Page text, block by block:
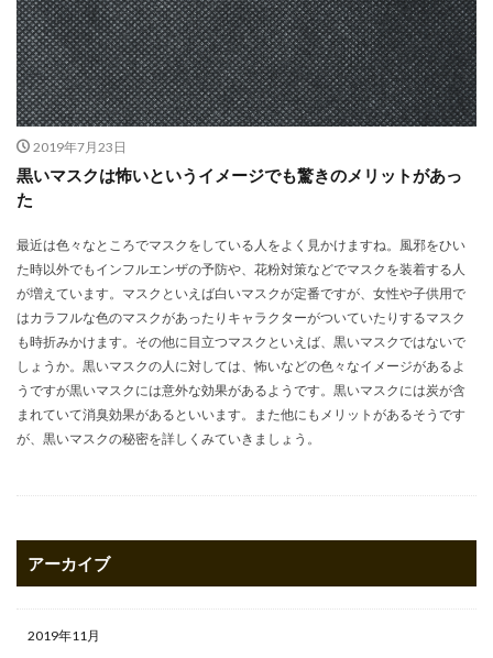
2019年7月23日
黒いマスクは怖いというイメージでも驚きのメリットがあっ
た
最近は色々なところでマスクをしている人をよく見かけますね。風邪をひい
た時以外でもインフルエンザの予防や、花粉対策などでマスクを装着する人
が増えています。マスクといえば白いマスクが定番ですが、女性や子供用で
はカラフルな色のマスクがあったりキャラクターがついていたりするマスク
も時折みかけます。その他に目立つマスクといえば、黒いマスクではないで
しょうか。黒いマスクの人に対しては、怖いなどの色々なイメージがあるよ
うですが黒いマスクには意外な効果があるようです。黒いマスクには炭が含
まれていて消臭効果があるといいます。また他にもメリットがあるそうです
が、黒いマスクの秘密を詳しくみていきましょう。
アーカイブ
2019年11月